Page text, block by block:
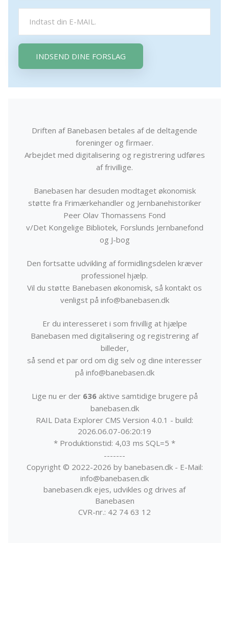
INDSEND DINE FORSLAG
Driften af Banebasen betales af de deltagende
foreninger og firmaer.
Arbejdet med digitalisering og registrering udføres
af frivillige.
Banebasen har desuden modtaget økonomisk
støtte fra Frimærkehandler og Jernbanehistoriker
Peer Olav Thomassens Fond
v/Det Kongelige Bibliotek, Forslunds Jernbanefond
og J-bog
Den fortsatte udvikling af formidlingsdelen kræver
professionel hjælp.
Vil du støtte Banebasen økonomisk, så kontakt os
venligst på info@banebasen.dk
Er du interesseret i som frivillig at hjælpe
Banebasen med digitalisering og registrering af
billeder,
så send et par ord om dig selv og dine interesser
på info@banebasen.dk
Lige nu er der 636aktive samtidige brugere på
banebasen.dk
RAIL Data Explorer CMS Version 4.0.1 - build:
2026.06.07-06:20:19
* Produktionstid: 4,03 ms SQL=5 *
-------
Copyright © 2022-2026 by banebasen.dk - E-Mail:
info@banebasen.dk
banebasen.dk ejes, udvikles og drives af
Banebasen
CVR-nr.: 42 74 63 12